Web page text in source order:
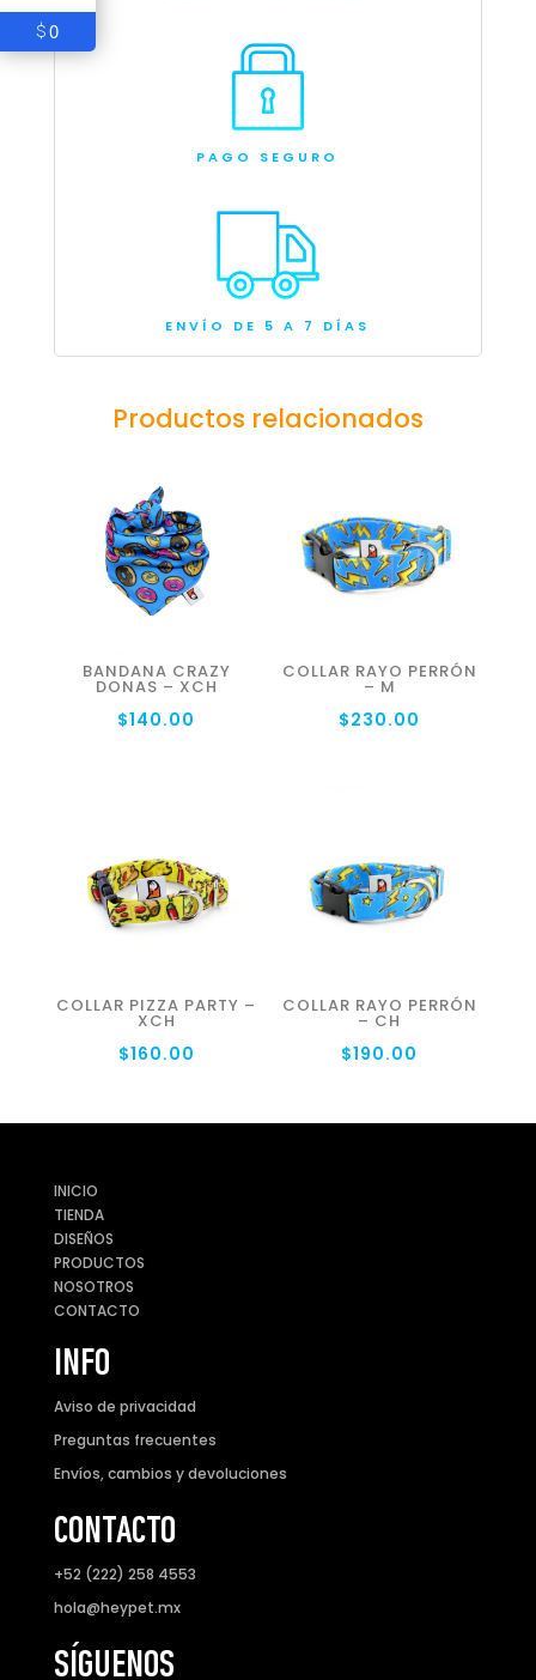
PAGO SEGURO
ENVÍO DE 5 A 7 DÍAS
Productos relacionados
BANDANA CRAZY
DONAS – XCH
$140.00
COLLAR RAYO PERRÓN
– M
$230.00
COLLAR PIZZA PARTY –
XCH
$160.00
COLLAR RAYO PERRÓN
– CH
$190.00
INICIO
TIENDA
DISEÑOS
PRODUCTOS
NOSOTROS
CONTACTO
INFO
Aviso de privacidad
Preguntas frecuentes
Envíos, cambios y devoluciones
CONTACTO
+52 (222) 258 4553
hola@heypet.mx
SÍGUENOS
$0